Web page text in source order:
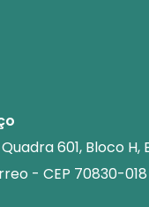
601, Bloco
- CEP 70830-